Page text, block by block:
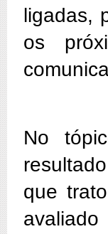
ligadas,
os
No
que